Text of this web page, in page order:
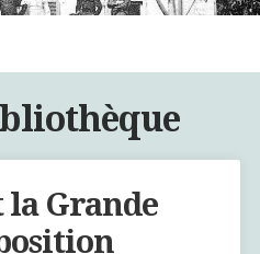
la Grande